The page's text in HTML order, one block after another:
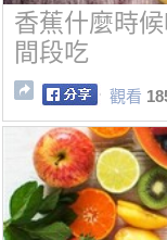
香蕉什麼時
間段吃
觀看